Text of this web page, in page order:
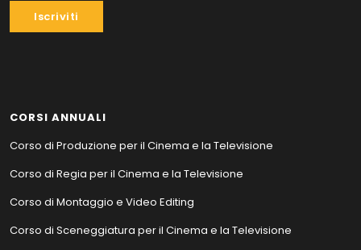
Iscriviti
CORSI ANNUALI
Corso di Produzione per il Cinema e la Televisione
Corso di Regia per il Cinema e la Televisione
Corso di Montaggio e Video Editing
Corso di Sceneggiatura per il Cinema e la Televisione